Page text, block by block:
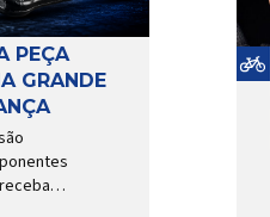
PEÇA
GRANDE